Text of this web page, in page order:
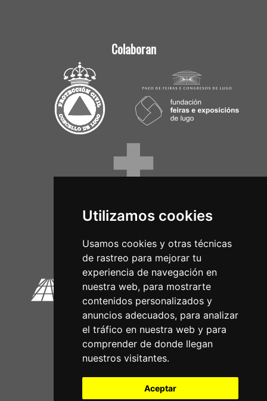
Utilizamos cookies
Usamos cookies y otras técnicas
de rastreo para mejorar tu
experiencia de navegación en
nuestra web, para mostrarte
contenidos personalizados y
anuncios adecuados, para analizar
el tráfico en nuestra web y para
comprender de donde llegan
nuestros visitantes.
Aceptar
Colaboran
Circuitos Oficiais